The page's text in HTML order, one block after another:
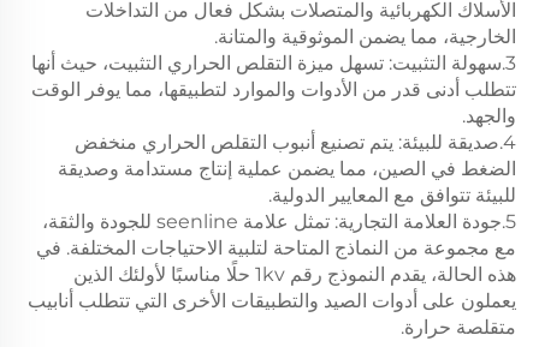
الأسلاك الكهربائية والمتصلات بشكل فعال من التداخلات
الخارجية، مما يضمن الموثوقية والمتانة.
3.سهولة التثبيت: تسهل ميزة التقلص الحراري التثبيت، حيث أنها
تتطلب أدنى قدر من الأدوات والموارد لتطبيقها، مما يوفر الوقت
والجهد.
4.صديقة للبيئة: يتم تصنيع أنبوب التقلص الحراري منخفض
الضغط في الصين، مما يضمن عملية إنتاج مستدامة وصديقة
للبيئة تتوافق مع المعايير الدولية.
5.جودة العلامة التجارية: تمثل علامة seenline للجودة والثقة،
مع مجموعة من النماذج المتاحة لتلبية الاحتياجات المختلفة. في
هذه الحالة، يقدم النموذج رقم 1kv حلًا مناسبًا لأولئك الذين
يعملون على أدوات الصيد والتطبيقات الأخرى التي تتطلب أنابيب
متقلصة حرارة.